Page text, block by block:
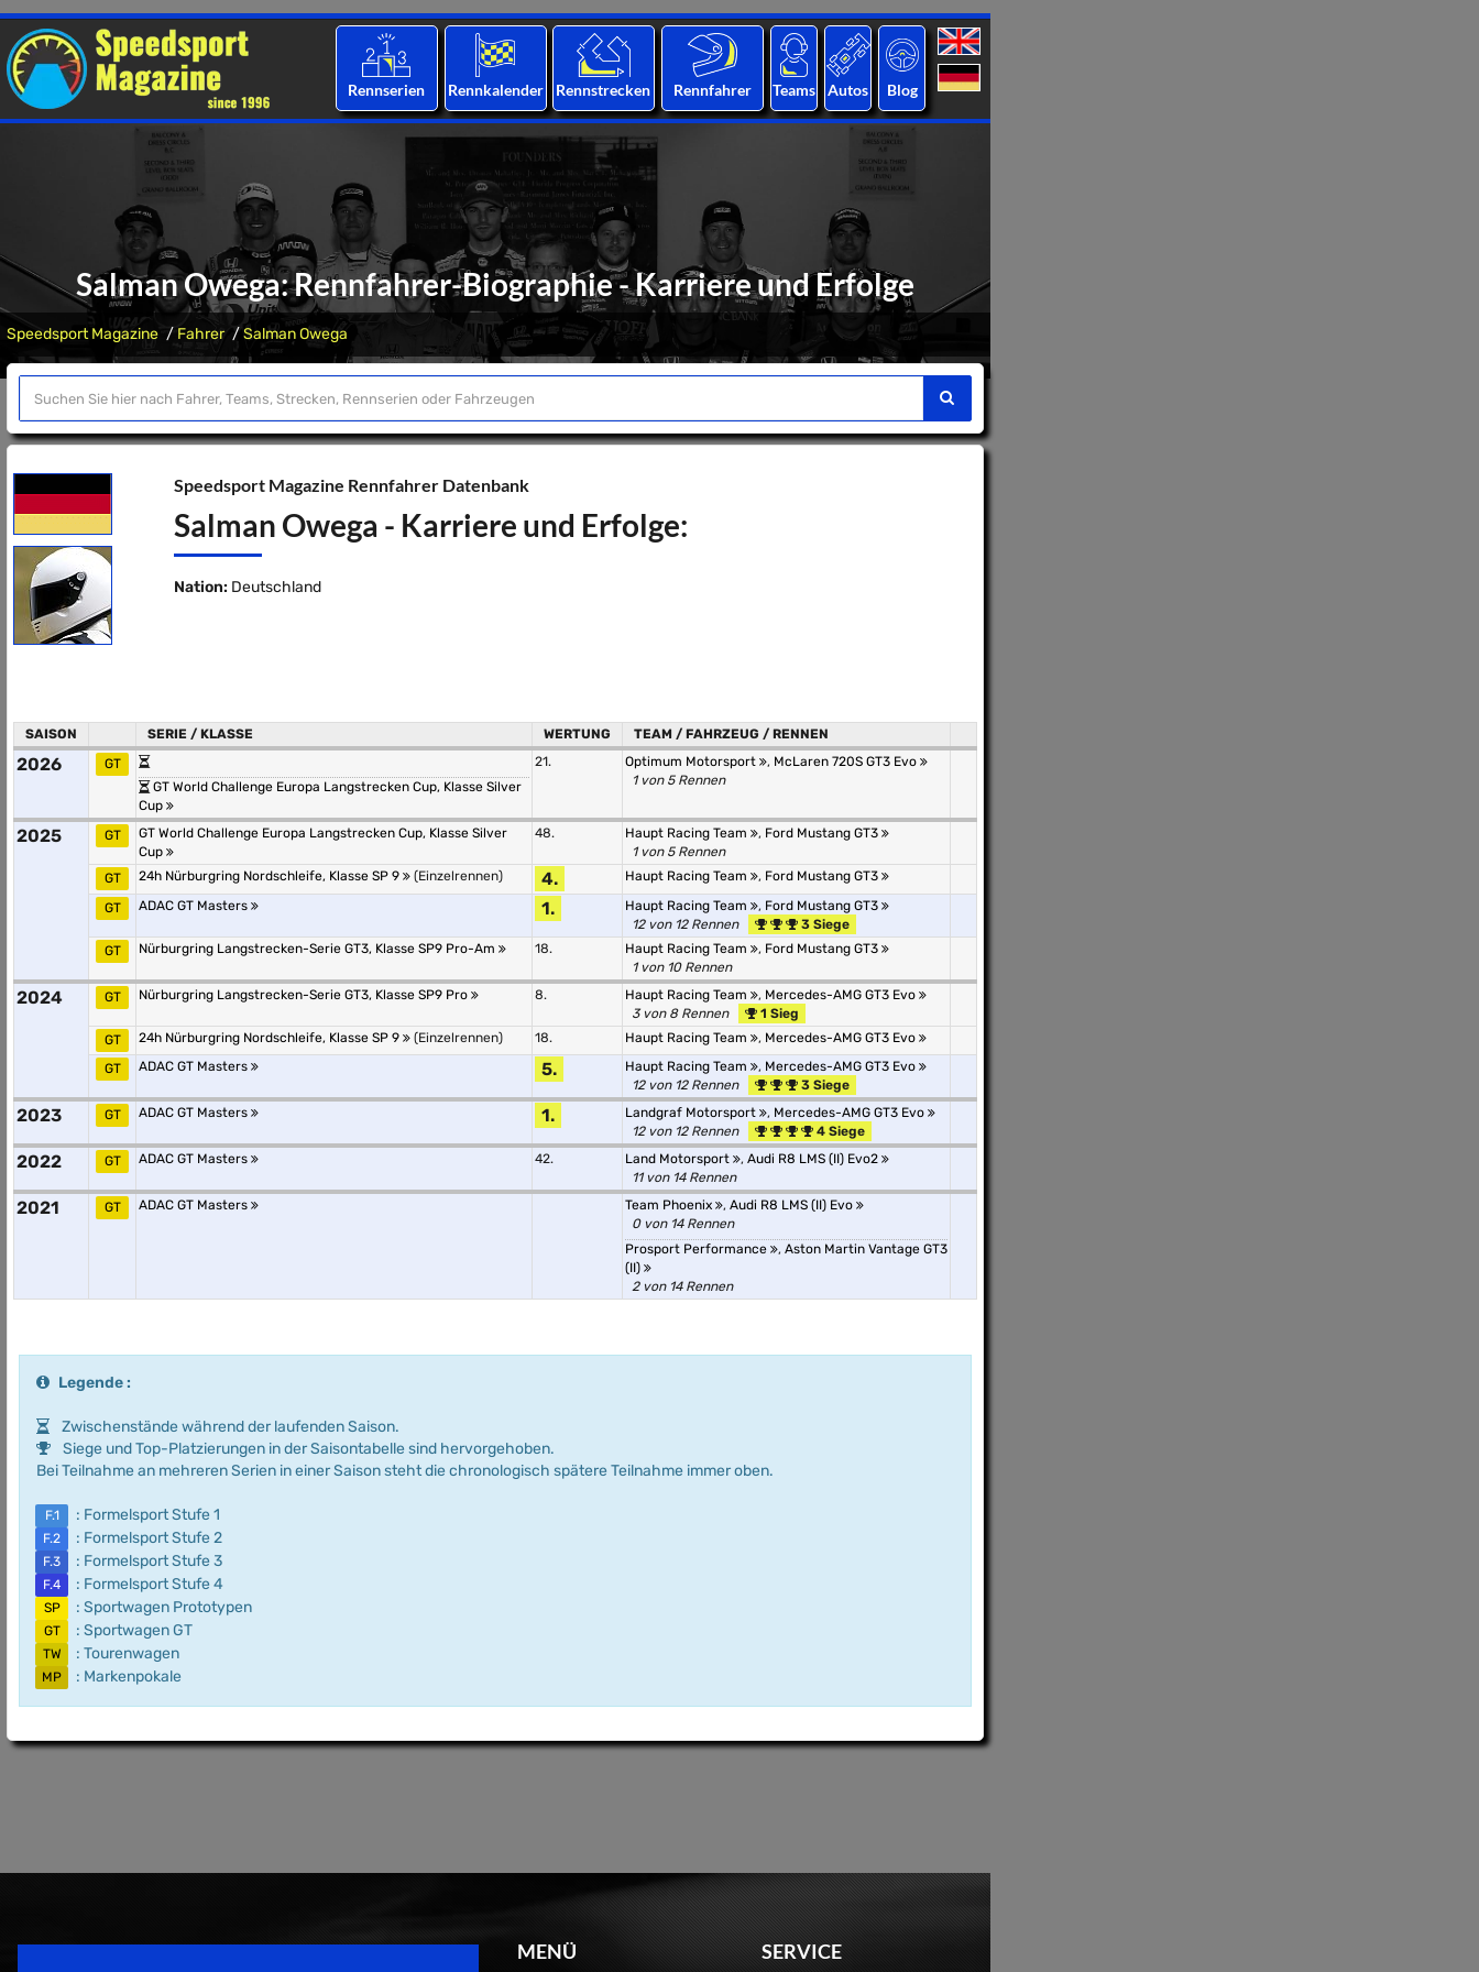
Rennserien Rennkalender Rennstrecken Rennfahrer Teams Autos Blog
Salman Owega: Rennfahrer-Biographie - Karriere und Erfolge
Speedsport Magazine Fahrer Salman Owega
Speedsport Magazine Rennfahrer Datenbank
Salman Owega - Karriere und Erfolge:
Nation: Deutschland
SAISON SERIE / KLASSE WERTUNG TEAM / FAHRZEUG / RENNEN
2026
GT
GT World Challenge Europa Langstrecken Cup, Klasse Silver
Cup
21. Optimum Motorsport , McLaren 720S GT3 Evo
1 von 5 Rennen
2025 GT
GT World Challenge Europa Langstrecken Cup, Klasse Silver
Cup
48. Haupt Racing Team , Ford Mustang GT3
1 von 5 Rennen
GT
24h Nürburgring Nordschleife, Klasse SP 9 (Einzelrennen) 4. Haupt Racing Team , Ford Mustang GT3
GT ADAC GT Masters 1. Haupt Racing Team , Ford Mustang GT3
12 von 12 Rennen
3 Siege
GT
Nürburgring Langstrecken-Serie GT3, Klasse SP9 Pro-Am 18. Haupt Racing Team , Ford Mustang GT3
1 von 10 Rennen
2024 GT Nürburgring Langstrecken-Serie GT3, Klasse SP9 Pro 8. Haupt Racing Team , Mercedes-AMG GT3 Evo
3 von 8 Rennen
1 Sieg
GT
24h Nürburgring Nordschleife, Klasse SP 9 (Einzelrennen) 18. Haupt Racing Team , Mercedes-AMG GT3 Evo
GT
ADAC GT Masters 5. Haupt Racing Team , Mercedes-AMG GT3 Evo
12 von 12 Rennen
3 Siege
2023 GT ADAC GT Masters 1. Landgraf Motorsport , Mercedes-AMG GT3 Evo
12 von 12 Rennen
4 Siege
2022 GT ADAC GT Masters 42. Land Motorsport , Audi R8 LMS (II) Evo2
11 von 14 Rennen
2021 GT ADAC GT Masters Team Phoenix , Audi R8 LMS (II) Evo
0 von 14 Rennen
Prosport Performance
, Aston Martin Vantage GT3
(II)
2 von 14 Rennen
Legende :
Zwischenstände während der laufenden Saison.
Siege und Top-Platzierungen in der Saisontabelle sind hervorgehoben.
Bei Teilnahme an mehreren Serien in einer Saison steht die chronologisch spätere Teilnahme immer oben.
F.1 : Formelsport Stufe 1
F.2 : Formelsport Stufe 2
F.3 : Formelsport Stufe 3
F.4 : Formelsport Stufe 4
SP : Sportwagen Prototypen
GT : Sportwagen GT
TW : Tourenwagen
MP : Markenpokale
MENÜ SERVICE